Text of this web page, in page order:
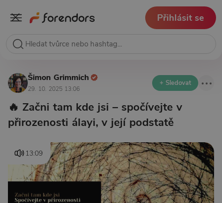
Přihlásit se
Šimon Grimmich
29. 10. 2025 13:06
+ Sledovat
️‍🔥 Začni tam kde jsi – spočívejte v
přirozenosti álayi, v její podstatě
13:09